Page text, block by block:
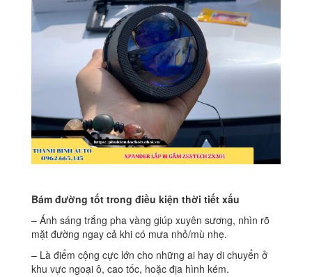
Bám đường tốt trong điều kiện thời tiết xấu
– Ánh sáng trắng pha vàng giúp xuyên sương, nhìn rõ
mặt đường ngay cả khi có mưa nhỏ/mù nhẹ.
– Là điểm cộng cực lớn cho những ai hay di chuyển ở
khu vực ngoại ô, cao tốc, hoặc địa hình kém.